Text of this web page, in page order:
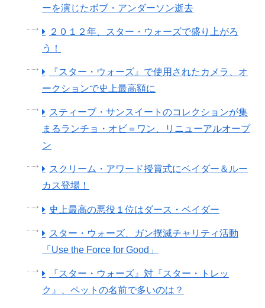
ーを演じたボブ・アンダーソン逝去
２０１２年、スター・ウォーズで盛り上がろ
う！
『スター・ウォーズ』で使用されたカメラ、オ
ークションで史上最高額に
スティーブ・サンスイートのコレクションが集
まるランチョ・オビ＝ワン、リニューアルオープ
ン
スクリーム・アワード授賞式にベイダー＆ルー
カス登場！
史上最高の悪役１位はダース・ベイダー
スター・ウォーズ、ガン撲滅チャリティ活動
「Use the Force for Good」
『スター・ウォーズ』対『スター・トレッ
ク』、ペットの名前で多いのは？